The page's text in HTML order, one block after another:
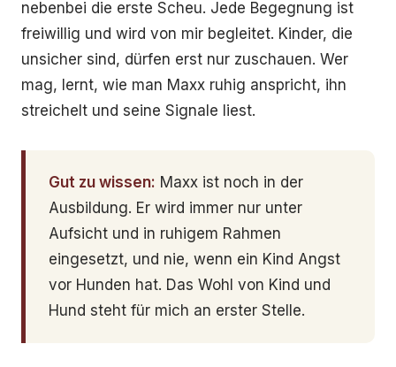
nebenbei die erste Scheu. Jede Begegnung ist
freiwillig und wird von mir begleitet. Kinder, die
unsicher sind, dürfen erst nur zuschauen. Wer
mag, lernt, wie man Maxx ruhig anspricht, ihn
streichelt und seine Signale liest.
Gut zu wissen: Maxx ist noch in der
Ausbildung. Er wird immer nur unter
Aufsicht und in ruhigem Rahmen
eingesetzt, und nie, wenn ein Kind Angst
vor Hunden hat. Das Wohl von Kind und
Hund steht für mich an erster Stelle.